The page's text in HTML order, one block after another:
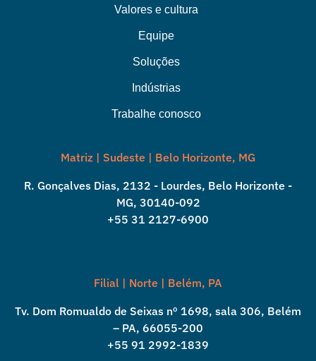
Valores e cultura
Equipe
Soluções
Indústrias
Trabalhe conosco
Matriz | Sudeste | Belo Horizonte, MG
R. Gonçalves Dias, 2132 - Lourdes, Belo Horizonte -
MG, 30140-092
+55 31 2127-6900
Filial | Norte | Belém, PA
Tv. Dom Romualdo de Seixas nº 1698, sala 306, Belém
– PA, 66055-200
+55 91 2992-1839